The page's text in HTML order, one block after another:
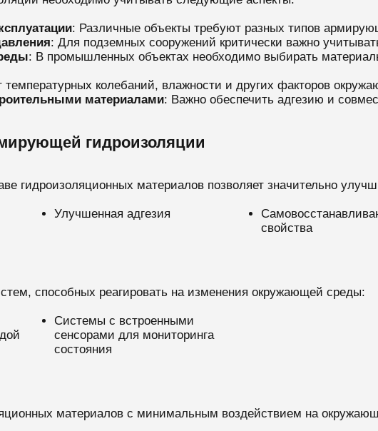
: Различные объекты требуют разных типов
: Для подземных сооружений критически важно
: В промышленных объектах необходимо выбирать
температурных колебаний, влажности и других факторов
материалами: Важно обеспечить адгезию и
гидроизоляции
гидроизоляционных материалов позволяет значительно
Улучшенная адгезия
свойства
способных реагировать на изменения окружающей среды:
Системы с встроенными
сенсорами для мониторинга
состояния
материалов с минимальным воздействием на